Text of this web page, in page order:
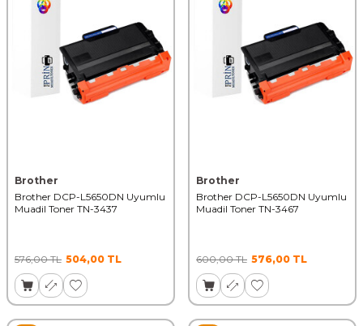
Brother
Brother DCP-L5650DN Uyumlu
Muadil Toner TN-3437
576,00TL 504,00 TL
Brother
Brother DCP-L5650DN Uyumlu
Muadil Toner TN-3467
600,00TL 576,00 TL